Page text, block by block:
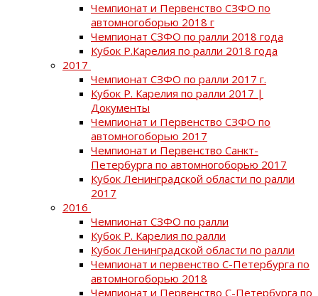
Чемпионат и Первенство СЗФО по
автомногоборью 2018 г
Чемпионат СЗФО по ралли 2018 года
Кубок Р.Карелия по ралли 2018 года
2017
Чемпионат СЗФО по ралли 2017 г.
Кубок Р. Карелия по ралли 2017 |
Документы
Чемпионат и Первенство СЗФО по
автомногоборью 2017
Чемпионат и Первенство Санкт-
Петербурга по автомногоборью 2017
Кубок Ленинградской области по ралли
2017
2016
Чемпионат СЗФО по ралли
Кубок Р. Карелия по ралли
Кубок Ленинградской области по ралли
Чемпионат и первенство С-Петербурга по
автомногоборью 2018
Чемпионат и Первенство С-Петербурга по